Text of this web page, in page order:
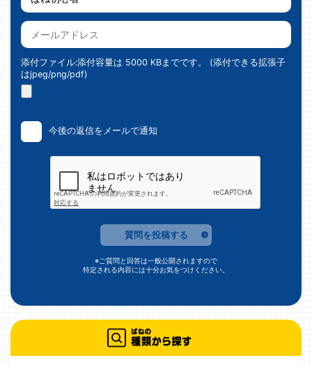
添付ファイル:添付容量は 5000 KBまでです。 (添付できる拡張子
はjpeg/png/pdf)
今後の返信をメールで通知
質問を投稿する
※ご質問と回答は一般公開されますので
特定される内容には十分お気をつけください。